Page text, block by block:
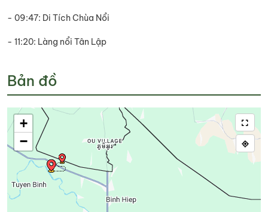
- 09:47: Di Tích Chùa Nổi
- 11:20: Làng nổi Tân Lập
Bản đồ
+
−